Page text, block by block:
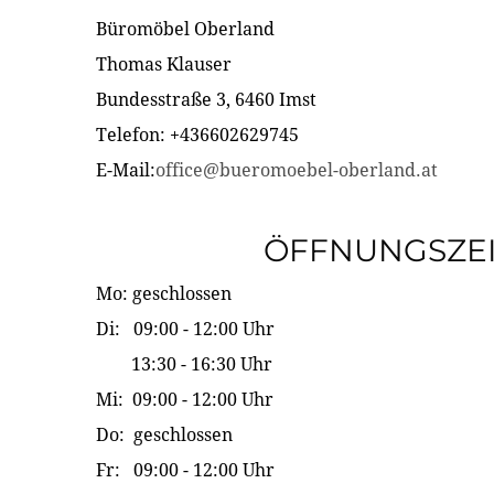
Büromöbel Oberland
Thomas Klauser
Bundesstraße 3, 6460 Imst
Telefon: +436602629745
E-Mail:office@bueromoebel-oberland.at
Mo: geschlossen
Di: 09:00 - 12:00 Uhr
13:30 - 16:30 Uhr
Mi: 09:00 - 12:00 Uhr
Do: geschlossen
Fr: 09:00 - 12:00 Uhr